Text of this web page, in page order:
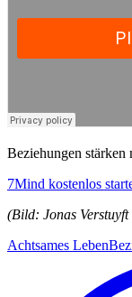
Beziehungen stärken
7Mind kostenlos
(Bild: Jonas
Achtsames Leben